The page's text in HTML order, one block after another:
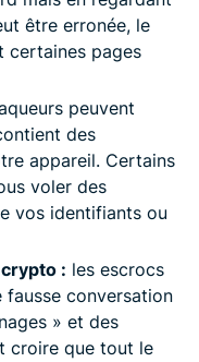
être erronée, le
certaines pages
peuvent
des
appareil. Certains
voler des
vos identifiants ou
: les escrocs
fausse conversation
» et des
croire que tout le